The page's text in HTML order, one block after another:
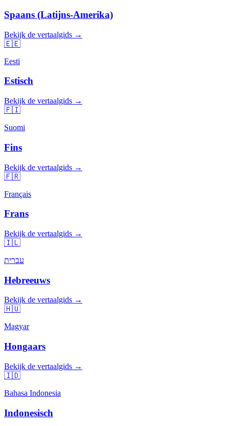
Spaans (Latijns-Amerika)
Bekijk de vertaalgids →
🇪🇪
Eesti
Estisch
Bekijk de vertaalgids →
🇫🇮
Suomi
Fins
Bekijk de vertaalgids →
🇫🇷
Français
Frans
Bekijk de vertaalgids →
🇮🇱
עברית
Hebreeuws
Bekijk de vertaalgids →
🇭🇺
Magyar
Hongaars
Bekijk de vertaalgids →
🇮🇩
Bahasa Indonesia
Indonesisch